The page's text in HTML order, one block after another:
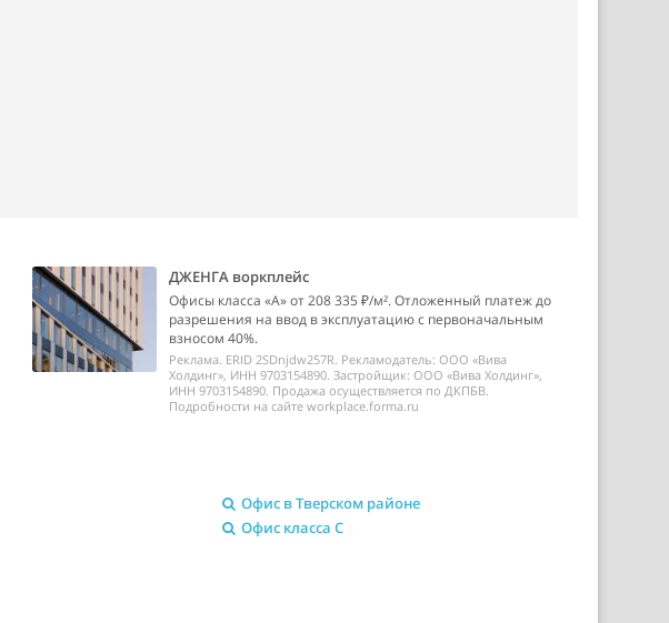
ДЖЕНГА воркплейс
Офисы класса «А» от 208 335 ₽/м². Отложенный платеж до
разрешения на ввод в эксплуатацию с первоначальным
взносом 40%.
Реклама. ERID 2SDnjdw257R. Рекламодатель: ООО «Вива
Холдинг», ИНН 9703154890. Застройщик: ООО «Вива Холдинг»,
ИНН 9703154890. Продажа осуществляется по ДКПБВ.
Подробности на сайте workplace.forma.ru
Офис в Тверском районе
Офис класса C